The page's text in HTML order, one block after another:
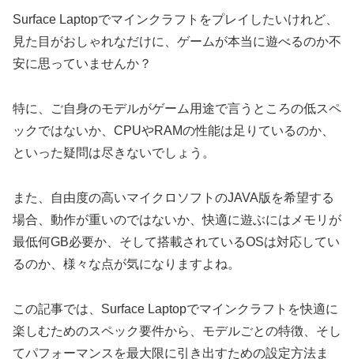
Surface Laptopでマインクラフトをプレイしたいけれど、
見た目がおしゃれなだけに、ゲームが本当に遊べるのか不
安に思っていませんか？
特に、ご自身のモデルがゲーム用途で言うところの低スペ
ックではないか、CPUやRAMの性能は足りているのか、
といった疑問は尽きないでしょう。
また、自由度の高いマイクロソフトのJAVA版を希望する
場合、動作が重いのではないか、快適に遊ぶにはメモリが
最低何GB必要か、そして搭載されているOSは対応してい
るのか、様々な点が気になりますよね。
この記事では、Surface Laptopでマインクラフトを快適に
楽しむためのスペック要件から、モデルごとの特徴、そし
てパフォーマンスを最大限に引き出すための設定方法ま